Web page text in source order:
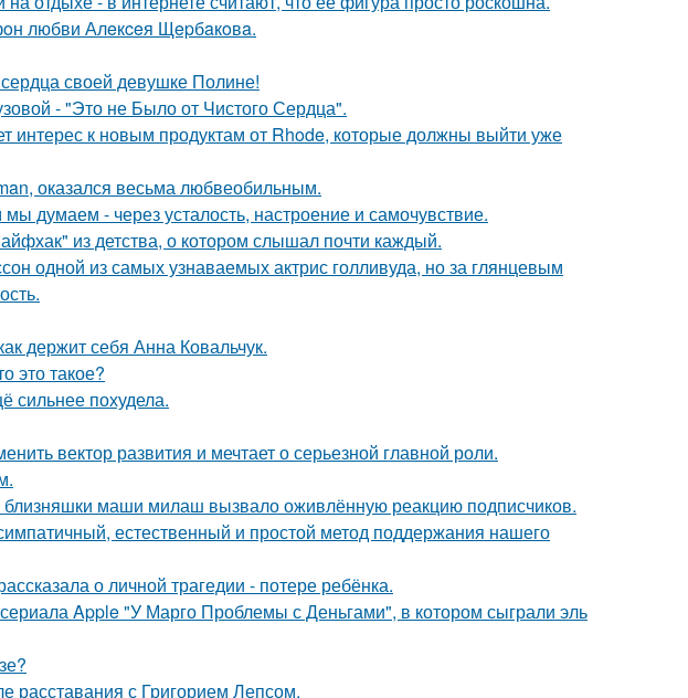
любви Алeкceя Щepбaкoвa.
своей девушке Полине!
- "Это не Было от Чистого Сердца".
интерес к новым продуктам от Rhode, которые должны выйти уже
оказался весьма любвеобильным.
думаем - через усталость, настроение и самочувствие.
из детства, о котором слышал почти каждый.
одной из самых узнаваемых актрис голливуда, но за глянцевым
держит себя Анна Ковальчук.
это такое?
сильнее похудела.
вектор развития и мечтает о серьезной главной роли.
маши милаш вызвало оживлённую реакцию подписчиков.
естественный и простой метод поддержания нашего
о личной трагедии - потере ребёнка.
Apple "У Марго Проблемы с Деньгами", в котором сыграли эль
расставания с Григорием Лепсом.